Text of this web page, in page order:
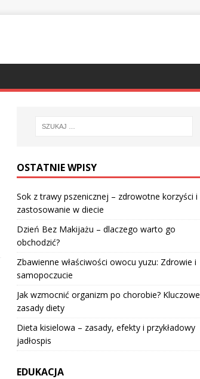
OSTATNIE WPISY
Sok z trawy pszenicznej – zdrowotne korzyści i
zastosowanie w diecie
Dzień Bez Makijażu – dlaczego warto go
obchodzić?
Zbawienne właściwości owocu yuzu: Zdrowie i
samopoczucie
Jak wzmocnić organizm po chorobie? Kluczowe
zasady diety
Dieta kisielowa – zasady, efekty i przykładowy
jadłospis
EDUKACJA